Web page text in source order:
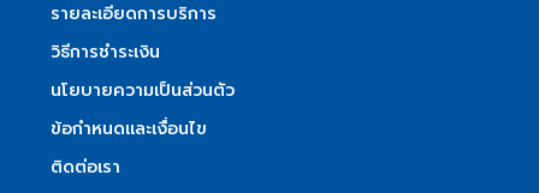
รายละเอียดการบริการ
วิธีการชำระเงิน
นโยบายความเป็นส่วนตัว
ข้อกำหนดและเงื่อนไข
ติดต่อเรา